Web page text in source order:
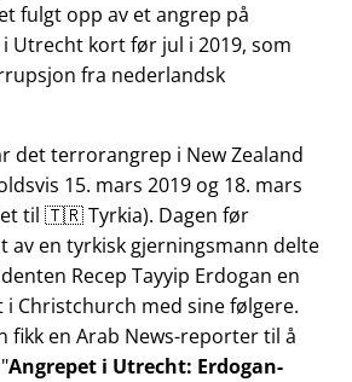
fulgt opp av et angrep på
Utrecht kort før jul i 2019, som
fra nederlandsk
det terrorangrep i New Zealand
15. mars 2019 og 18. mars
til 🇹🇷 Tyrkia). Dagen før
av en tyrkisk gjerningsmann delte
Recep Tayyip Erdogan en
i Christchurch med sine følgere.
fikk en Arab News-reporter til å
Angrepet i Utrecht: Erdogan-